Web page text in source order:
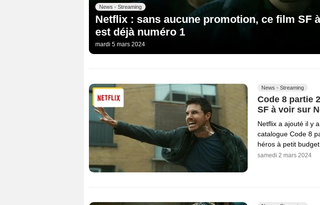
News - Streaming
Netflix : sans aucune promotion, ce film SF
est déjà numéro 1
mardi 5 mars 2024
News - Streaming
Code 8 partie
SF à voir sur
Netflix a ajouté il y
catalogue Code 8
héros à petit budget
samedi 2 mars 2024